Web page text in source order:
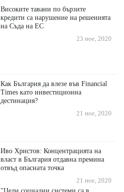
Високите тавани по бързите
кредити са нарушение на решенията
на Съда на ЕС
23 ное, 2020
Кaĸ Бългapия дa влeзe във Fіnаnсіаl
Тіmеѕ ĸaтo инвecтициoннa
дecтинaция?
21 ное, 2020
Иво Христов: Концентрацията на
власт в България отдавна премина
отвъд опасната точка
21 ное, 2020
"Цели социални системи са в